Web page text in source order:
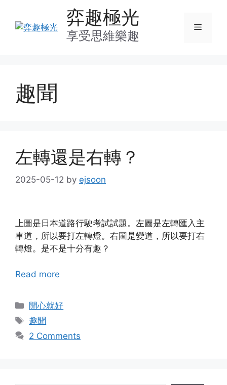
content
弈趣極光
享受思維樂趣
Menu
趣聞
左轉還是右轉？
2025-05-12 by ejsoon
上圖是日本道路行駛考試試題。左圖是左轉匯入主
車道，所以要打左轉燈。右圖是變道，所以要打右
轉燈。是不是十分有趣？
Read more
Categories
開心就好
Tags
趣聞
2 Comments